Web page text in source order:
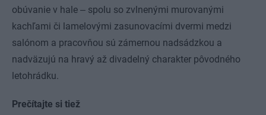
obúvanie v hale ‒ spolu so zvlnenými murovanými
kachľami či lamelovými zasunovacími dvermi medzi
salónom a pracovňou sú zámernou nadsádzkou a
nadväzujú na hravý až divadelný charakter pôvodného
letohrádku.
Prečítajte si tiež